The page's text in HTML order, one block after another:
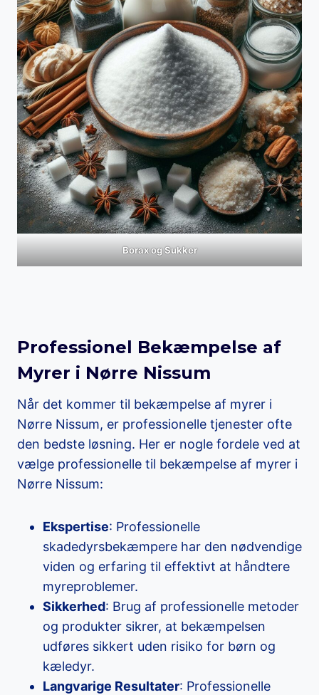
Borax og Sukker
Professionel Bekæmpelse af
Myrer i Nørre Nissum
Når det kommer til bekæmpelse af myrer i
Nørre Nissum, er professionelle tjenester ofte
den bedste løsning. Her er nogle fordele ved at
vælge professionelle til bekæmpelse af myrer i
Nørre Nissum:
Ekspertise: Professionelle
skadedyrsbekæmpere har den nødvendige
viden og erfaring til effektivt at håndtere
myreproblemer.
Sikkerhed: Brug af professionelle metoder
og produkter sikrer, at bekæmpelsen
udføres sikkert uden risiko for børn og
kæledyr.
Langvarige Resultater: Professionelle